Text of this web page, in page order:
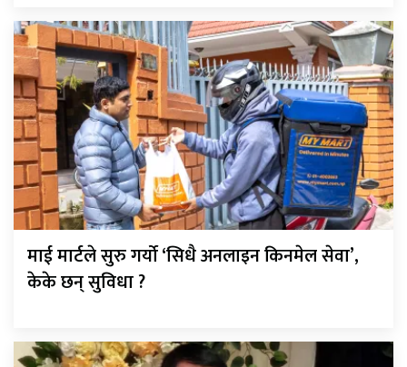
माई मार्टले सुरु गर्यो ‘सिधै अनलाइन किनमेल सेवा’,
केके छन् सुविधा ?